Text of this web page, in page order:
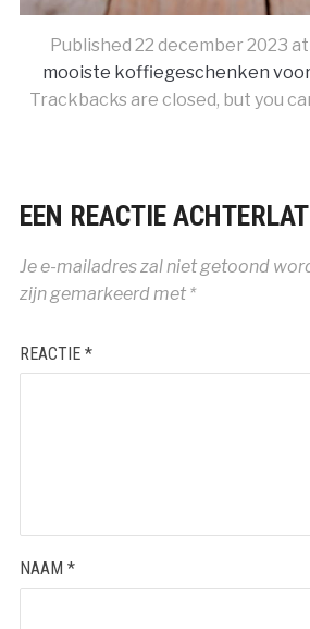
Published 22 december 2023 at
mooiste koffiegeschenken
Trackbacks are closed, but you
EEN REACTIE
Je e-mailadres zal niet getoond
zijn gemarkeerd met *
REACTIE *
NAAM *